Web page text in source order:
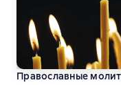
Православные